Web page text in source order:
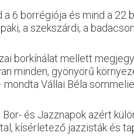
a 6 borrégiója és mind a
a szekszárdi, a
borkínálat mellett
minden, gyönyörű
mondta Vállai Béla
és Jazznapok azért
kísérletező jazzisták és